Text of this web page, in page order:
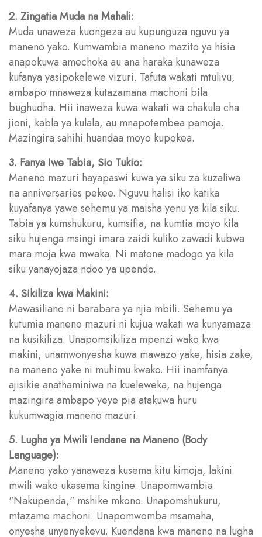
2. Zingatia Muda na Mahali:
Muda unaweza kuongeza au kupunguza nguvu ya
maneno yako. Kumwambia maneno mazito ya hisia
anapokuwa amechoka au ana haraka kunaweza
kufanya yasipokelewe vizuri. Tafuta wakati mtulivu,
ambapo mnaweza kutazamana machoni bila
bughudha. Hii inaweza kuwa wakati wa chakula cha
jioni, kabla ya kulala, au mnapotembea pamoja.
Mazingira sahihi huandaa moyo kupokea.
3. Fanya Iwe Tabia, Sio Tukio:
Maneno mazuri hayapaswi kuwa ya siku za kuzaliwa
na anniversaries pekee. Nguvu halisi iko katika
kuyafanya yawe sehemu ya maisha yenu ya kila siku.
Tabia ya kumshukuru, kumsifia, na kumtia moyo kila
siku hujenga msingi imara zaidi kuliko zawadi kubwa
mara moja kwa mwaka. Ni matone madogo ya kila
siku yanayojaza ndoo ya upendo.
4. Sikiliza kwa Makini:
Mawasiliano ni barabara ya njia mbili. Sehemu ya
kutumia maneno mazuri ni kujua wakati wa kunyamaza
na kusikiliza. Unapomsikiliza mpenzi wako kwa
makini, unamwonyesha kuwa mawazo yake, hisia zake,
na maneno yake ni muhimu kwako. Hii inamfanya
ajisikie anathaminiwa na kueleweka, na hujenga
mazingira ambapo yeye pia atakuwa huru
kukumwagia maneno mazuri.
5. Lugha ya Mwili Iendane na Maneno (Body
Language):
Maneno yako yanaweza kusema kitu kimoja, lakini
mwili wako ukasema kingine. Unapomwambia
"Nakupenda," mshike mkono. Unapomshukuru,
mtazame machoni. Unapomwomba msamaha,
onyesha unyenyekevu. Kuendana kwa maneno na lugha